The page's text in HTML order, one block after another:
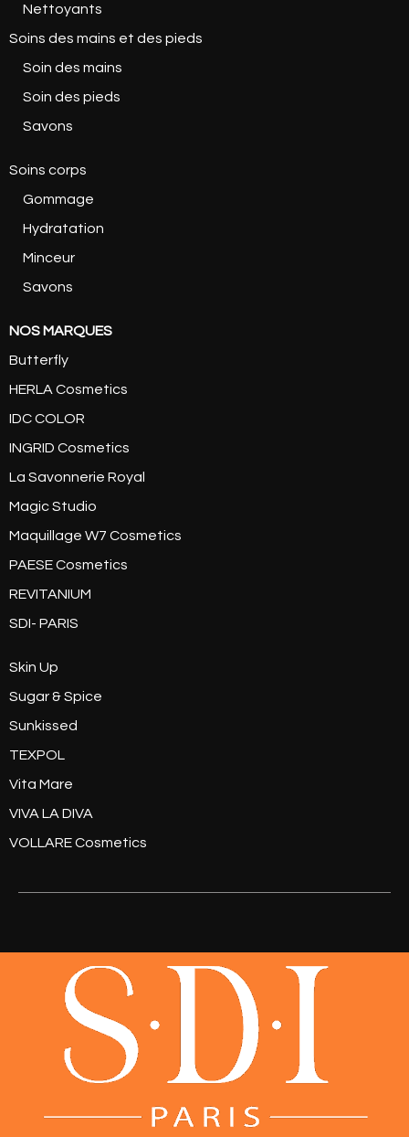
Nettoyants
Soins des mains et des pieds
Soin des mains
Soin des pieds
Savons
Soins corps
Gommage
Hydratation
Minceur
Savons
NOS MARQUES
Butterfly
HERLA Cosmetics
IDC COLOR
INGRID Cosmetics
La Savonnerie Royal
Magic Studio
Maquillage W7 Cosmetics
PAESE Cosmetics
REVITANIUM
SDI- PARIS
Skin Up
Sugar & Spice
Sunkissed
TEXPOL
Vita Mare
VIVA LA DIVA
VOLLARE Cosmetics